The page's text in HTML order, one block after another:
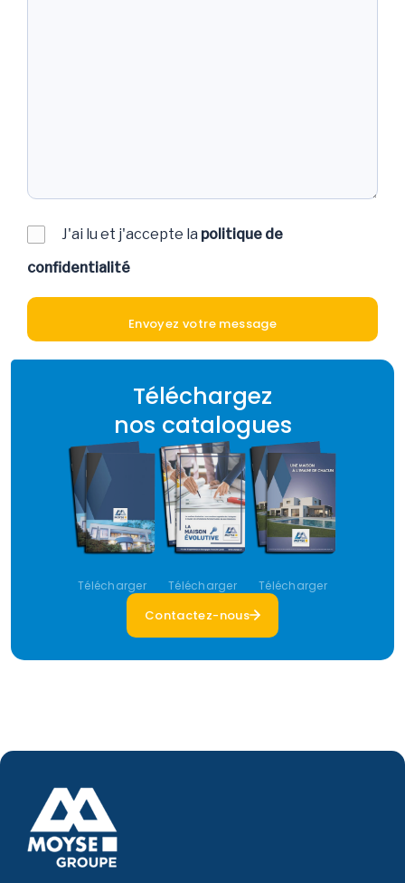
J'ai lu et j'accepte la politique de
confidentialité
Téléchargez
nos catalogues
Télécharger Télécharger Télécharger
Contactez-nous